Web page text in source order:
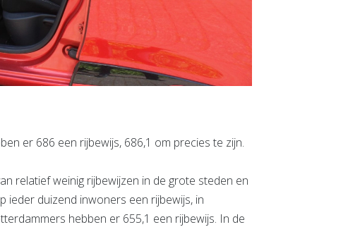
er 686 een rijbewijs, 686,1 om precies te zijn.
relatief weinig rijbewijzen in de grote steden en
ieder duizend inwoners een rijbewijs, in
hebben er 655,1 een rijbewijs. In de